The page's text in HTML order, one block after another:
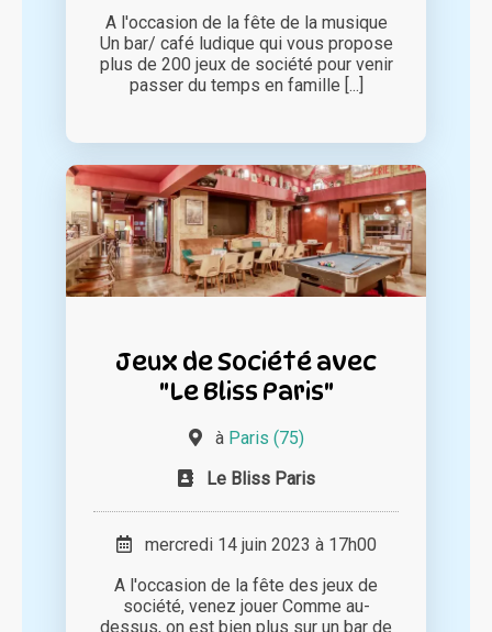
A l'occasion de la fête de la musique
Un bar/ café ludique qui vous propose
plus de 200 jeux de société pour venir
passer du temps en famille [...]
Jeux de Société avec
"Le Bliss Paris"
à Paris (75)
Le Bliss Paris
mercredi 14 juin 2023 à 17h00
A l'occasion de la fête des jeux de
société, venez jouer Comme au-
dessus, on est bien plus sur un bar de